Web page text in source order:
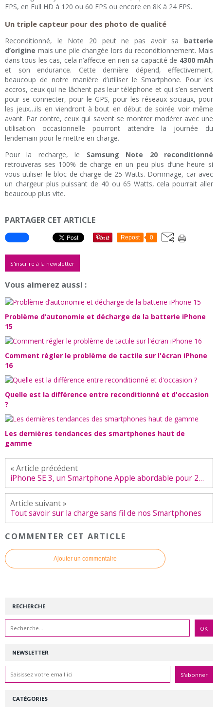
FPS, en Full HD à 120 ou 60 FPS ou encore en 8K à 24 FPS.
Un triple capteur pour des photo de qualité
Reconditionné, le Note 20 peut ne pas avoir sa batterie
d’origine mais une pile changée lors du reconditionnement. Mais
dans tous les cas, cela n’affecte en rien sa capacité de 4300 mAh
et son endurance. Cette dernière dépend, effectivement,
beaucoup de notre manière d’utiliser le Smartphone. Pour les
accros, ceux qui ne lâchent pas leur téléphone et qui s’en servent
pour se connecter, pour le GPS, pour les réseaux sociaux, pour
les jeux…ils en viendront à bout en début de soirée voir même
avant. Par contre, ceux qui savent se montrer modérer avec une
utilisation occasionnelle pourront attendre la journée du
lendemain pour le mettre en charge.
Pour la recharge, le Samsung Note 20 reconditionné
retrouveras ses 100% de charge en un peu plus d’une heure si
vous utiliser le bloc de charge de 25 Watts. Dommage, car avec
un chargeur plus puissant de 40 ou 65 Watts, cela pourrait aller
beaucoup plus vite.
PARTAGER CET ARTICLE
Repost 0
S'inscrire à la newsletter
Vous aimerez aussi :
Problème d’autonomie et décharge de la batterie iPhone
15
Comment régler le problème de tactile sur l'écran iPhone
16
Quelle est la différence entre reconditionné et d'occasion
?
Les dernières tendances des smartphones haut de
gamme
iPhone SE 3, un Smartphone Apple abordable pour 2022
Tout savoir sur la charge sans fil de nos Smartphones
COMMENTER CET ARTICLE
Ajouter un commentaire
NEWSLETTER
RECHERCHE
CATÉGORIES